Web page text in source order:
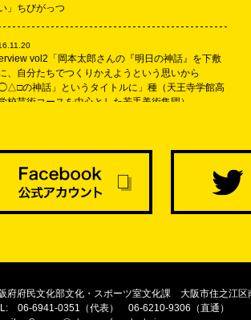
」ちびがっつ
vol2「岡本太郎さんの『明日の神話』を下敷
、自分たちでつくりかえようという思いから
◯△□の神話」というタイトルに」種（天王寺学館高
校芸術コースを中心とした若手美術集団）
vol2「太陽の塔を倒したい」井口雄介
vol2「来場されたお客さんに、笑顔になって
Yotta
府府民文化部文化・スポーツ室文化課 大阪市住之江区
06-6941-0351（代表） 06-6210-9306（直通）